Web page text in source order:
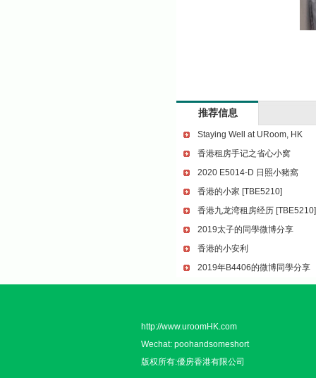
推荐信息
Staying Well at URoom, HK
香港租房手记之省心小窝
2020 E5014-D 日照小豬窩
香港的小家 [TBE5210]
香港九龙湾租房经历 [TBE5210]
2019太子的同學微博分享
香港的小安利
2019年B4406的微博同學分享
http://www.uroomHK.com
Wechat: poohandsomeshort
版权所有:優房香港有限公司